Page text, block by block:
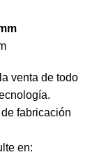
venta de todo
fabricación
en: